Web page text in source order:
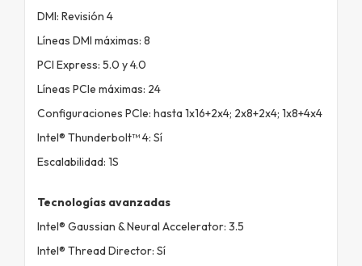
DMI: Revisión 4
Líneas DMI máximas: 8
PCI Express: 5.0 y 4.0
Líneas PCIe máximas: 24
Configuraciones PCIe: hasta 1x16+2x4; 2x8+2x4; 1x8+4x4
Intel® Thunderbolt™ 4: Sí
Escalabilidad: 1S
Tecnologías avanzadas
Intel® Gaussian & Neural Accelerator: 3.5
Intel® Thread Director: Sí